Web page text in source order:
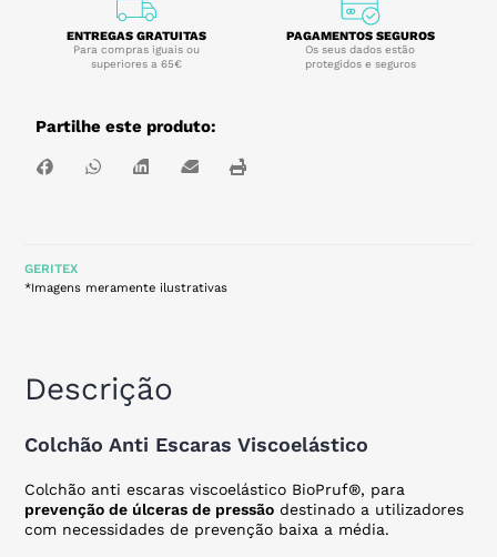
ENTREGAS GRATUITAS
Para compras iguais ou
superiores a 65€
PAGAMENTOS SEGUROS
Os seus dados estão
protegidos e seguros
Partilhe este produto:
GERITEX
*Imagens meramente ilustrativas
Descrição
Colchão Anti Escaras Viscoelástico
Colchão anti escaras viscoelástico BioPruf®, para
prevenção de úlceras de pressão destinado a utilizadores
com necessidades de prevenção baixa a média.